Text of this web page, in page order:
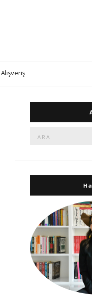
Alışveriş